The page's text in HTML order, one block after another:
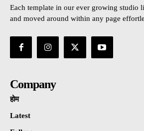
Each template in our ever growing studio
and moved around within any page
Company
होम
Latest